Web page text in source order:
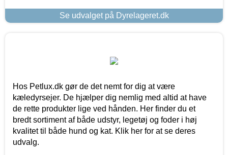
Se udvalget på Dyrelageret.dk
Hos Petlux.dk gør de det nemt for dig at være
kæledyrsejer. De hjælper dig nemlig med altid at have
de rette produkter lige ved hånden. Her finder du et
bredt sortiment af både udstyr, legetøj og foder i høj
kvalitet til både hund og kat. Klik her for at se deres
udvalg.